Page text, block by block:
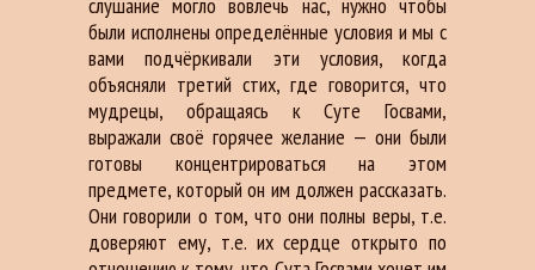
слушание могло вовлечь нас, нужно чтобы
были исполнены определённые условия и мы с
вами подчёркивали эти условия, когда
объясняли третий стих, где говорится, что
мудрецы, обращаясь к Суте Госвами,
выражали своё горячее желание — они были
готовы концентрироваться на этом
предмете, который он им должен рассказать.
Они говорили о том, что они полны веры, т.е.
доверяют ему, т.е. их сердце открыто по